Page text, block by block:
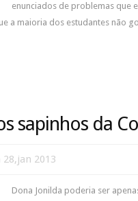
enunciados de problemas que
a maioria dos estudantes não
sapinhos da
28,jan 2013
Dona Jonilda poderia ser